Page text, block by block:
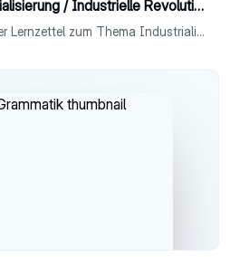
/ Industrielle Revolution
Dies ist ein ausführlicher Lernzettel zum Thema Industrialiaierung, bzw. Industrielle Revolution für das Fach Geschichte (Leistungskurs).